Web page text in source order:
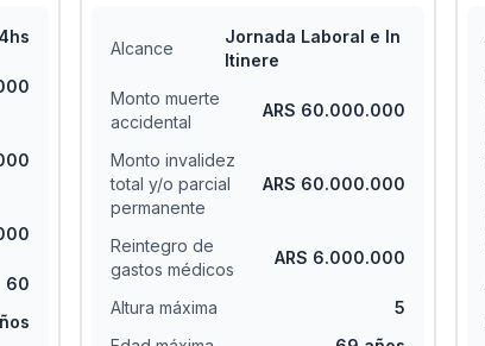
60
Alcance
Jornada Laboral e In
Itinere
Monto muerte
accidental
ARS 60.000.000
Monto invalidez
total y/o parcial
permanente
ARS 60.000.000
Reintegro de
gastos médicos
ARS 6.000.000
Altura máxima
5